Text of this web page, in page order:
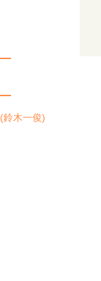
(鈴木一俊)